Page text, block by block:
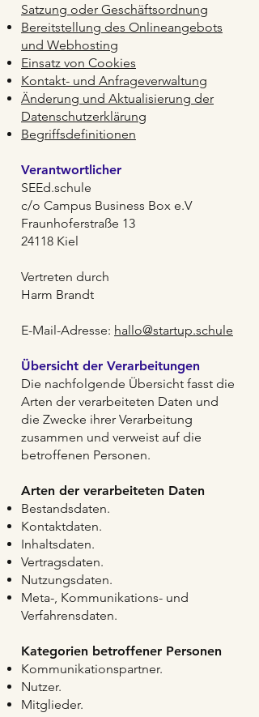
Satzung oder Geschäftsordnung
Bereitstellung des Onlineangebots
und Webhosting
Einsatz von Cookies
Kontakt- und Anfrageverwaltung
Änderung und Aktualisierung der
Datenschutzerklärung
Begriffsdefinitionen
Verantwortlicher
SEEd.schule
c/o Campus Business Box e.V
Fraunhoferstraße 13
24118 Kiel
Vertreten durch
Harm Brandt
E-Mail-Adresse: hallo@startup.schule
Übersicht der Verarbeitungen
Die nachfolgende Übersicht fasst die
Arten der verarbeiteten Daten und
die Zwecke ihrer Verarbeitung
zusammen und verweist auf die
betroffenen Personen.
Arten der verarbeiteten Daten
Bestandsdaten.
Kontaktdaten.
Inhaltsdaten.
Vertragsdaten.
Nutzungsdaten.
Meta-, Kommunikations- und
Verfahrensdaten.
Kategorien betroffener Personen
Kommunikationspartner.
Nutzer.
Mitglieder.